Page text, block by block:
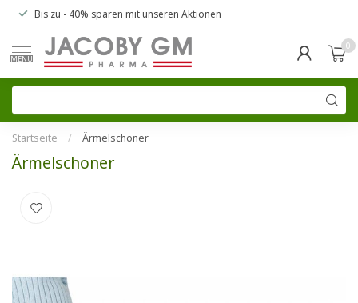
Bis zu - 40% sparen mit unseren Aktionen
MENU
0
Startseite / Ärmelschoner
Ärmelschoner